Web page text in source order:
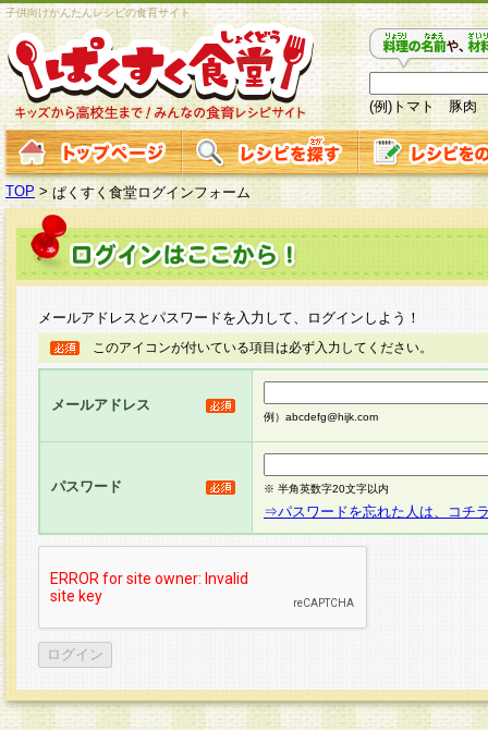
子供向けかんたんレシピの食育サイト
(例)トマト 豚肉
TOP > ぱくすく食堂ログインフォーム
メールアドレスとパスワードを入力して、ログインしよう！
このアイコンが付いている項目は必ず入力してください。
メールアドレス
例）abcdefg@hijk.com
パスワード ※ 半角英数字20文字以内
⇒パスワードを忘れた人は、コチ